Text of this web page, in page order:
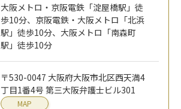
大阪メトロ・京阪電鉄「淀屋橋駅」徒
歩10分、京阪電鉄・大阪メトロ「北浜
駅」徒歩10分、大阪メトロ「南森町
駅」徒歩10分
〒530-0047 大阪府大阪市北区西天満4
丁目1番4号 第三大阪弁護士ビル301
MAP